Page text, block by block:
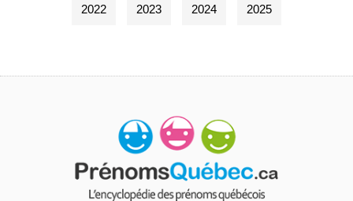
2022 2023 2024 2025